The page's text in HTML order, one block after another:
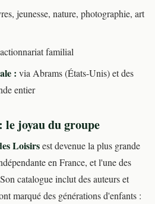
jeunesse, nature, photographie, art
familial
: via Abrams (États-Unis) et des
entier
joyau du groupe
Loisirsest devenue la plus grande
en France, et l'une des
catalogue inclut des auteurs et
marqué des générations d'enfants :